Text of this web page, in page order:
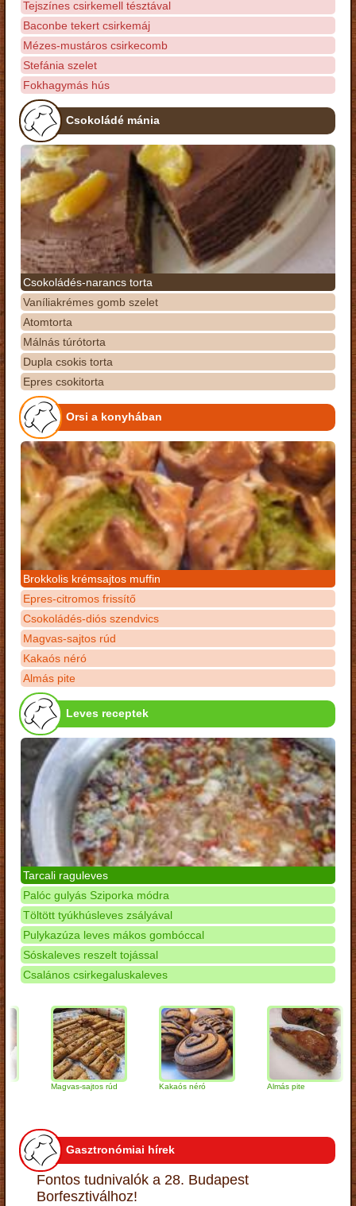
Tejszínes csirkemell tésztával
Baconbe tekert csirkemáj
Mézes-mustáros csirkecomb
Stefánia szelet
Fokhagymás hús
Csokoládé mánia
Csokoládés-narancs torta
Vaníliakrémes gomb szelet
Atomtorta
Málnás túrótorta
Dupla csokis torta
Epres csokitorta
Orsi a konyhában
Brokkolis krémsajtos muffin
Epres-citromos frissítő
Csokoládés-diós szendvics
Magvas-sajtos rúd
Kakaós néró
Almás pite
Leves receptek
Tarcali raguleves
Palóc gulyás Sziporka módra
Töltött tyúkhúsleves zsályával
Pulykazúza leves mákos gombóccal
Sóskaleves reszelt tojással
Csalános csirkegaluskaleves
Magvas-sajtos rúd Kakaós néró Almás pite
Gasztronómiai hírek
Fontos tudnivalók a 28. Budapest
Borfesztiválhoz!